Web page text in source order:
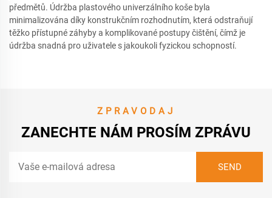
předmětů. Údržba plastového univerzálního koše byla
minimalizována díky konstrukčním rozhodnutím, která odstraňují
těžko přístupné záhyby a komplikované postupy čištění, čímž je
údržba snadná pro uživatele s jakoukoli fyzickou schopností.
ZPRAVODAJ
ZANECHTE NÁM PROSÍM ZPRÁVU